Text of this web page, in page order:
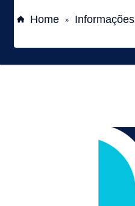
Home » Informações